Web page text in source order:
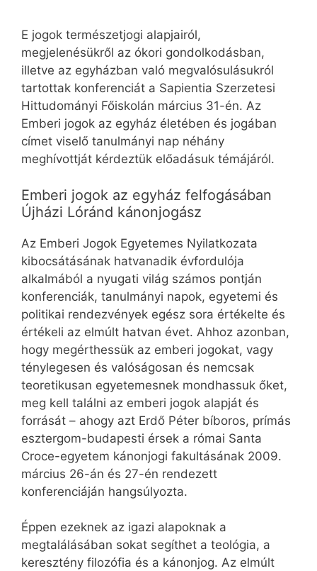
E jogok természetjogi alapjairól,
megjelenésükről az ókori gondolkodásban,
illetve az egyházban való megvalósulásukról
tartottak konferenciát a Sapientia Szerzetesi
Hittudományi Főiskolán március 31-én. Az
Emberi jogok az egyház életében és jogában
címet viselő tanulmányi nap néhány
meghívottját kérdeztük előadásuk témájáról.
Emberi jogok az egyház felfogásában
Újházi Lóránd kánonjogász
Az Emberi Jogok Egyetemes Nyilatkozata
kibocsátásának hatvanadik évfordulója
alkalmából a nyugati világ számos pontján
konferenciák, tanulmányi napok, egyetemi és
politikai rendezvények egész sora értékelte és
értékeli az elmúlt hatvan évet. Ahhoz azonban,
hogy megérthessük az emberi jogokat, vagy
ténylegesen és valóságosan és nemcsak
teoretikusan egyetemesnek mondhassuk őket,
meg kell találni az emberi jogok alapját és
forrását – ahogy azt Erdő Péter bíboros, prímás
esztergom-budapesti érsek a római Santa
Croce-egyetem kánonjogi fakultásának 2009.
március 26-án és 27-én rendezett
konferenciáján hangsúlyozta.
Éppen ezeknek az igazi alapoknak a
megtalálásában sokat segíthet a teológia, a
keresztény filozófia és a kánonjog. Az elmúlt